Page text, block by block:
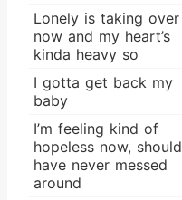
Lonely is taking over
now and my heart’s
kinda heavy so
I gotta get back my
baby
I’m feeling kind of
hopeless now, should
have never messed
around